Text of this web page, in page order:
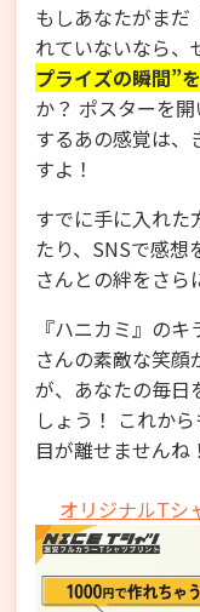
もしあなたがまだ
れていないなら、
プライズの瞬間”
か？ ポスターを
するあの感覚は、
すよ！
すでに手に入れた
たり、SNSで感
さんとの絆をさら
『ハニカミ』の
さんの素敵な笑顔
が、あなたの毎日
しょう！ これか
目が離せませんね！
オリジナルTシ